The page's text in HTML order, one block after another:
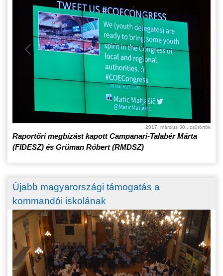
2017. március 30., csütörtök
Raportőri megbízást kapott Campanari-Talabér Márta
(FIDESZ) és Grüman Róbert (RMDSZ)
Újabb magyarországi támogatás a
kommandói iskolának